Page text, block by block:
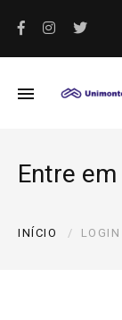
Entre
INÍCIO LOGIN